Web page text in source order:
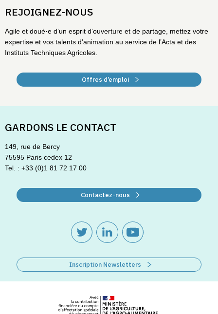
REJOIGNEZ-NOUS
Agile et doué·e d’un esprit d’ouverture et de partage, mettez votre
expertise et vos talents d’animation au service de l’Acta et des
Instituts Techniques Agricoles.
Offres d’emploi
GARDONS LE CONTACT
149, rue de Bercy
75595 Paris cedex 12
Tel. : +33 (0)1 81 72 17 00
Contactez-nous
Inscription Newsletters